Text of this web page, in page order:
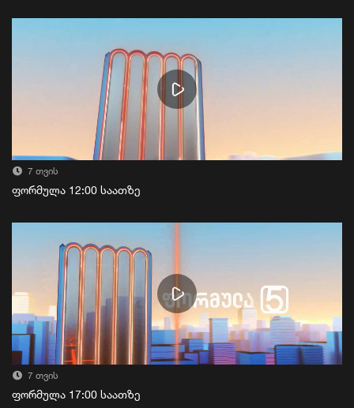
7 თვის
ფორმულა 12:00 საათზე
7 თვის
ფორმულა 17:00 საათზე